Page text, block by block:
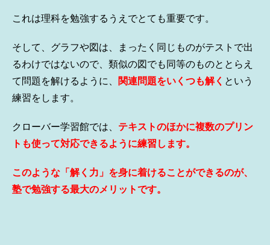
これは理科を勉強するうえでとても重要です。
そして、グラフや図は、まったく同じものがテストで出
るわけではないので、類似の図でも同等のものととらえ
て問題を解けるように、
関連問題をいくつも解く という
練習をします。
クローバー学習館では、 テキストのほかに複数のプリン
トも使って対応できるように練習します。
このような「解く力」を身に着けることができるのが、
塾で勉強する最大のメリットです。